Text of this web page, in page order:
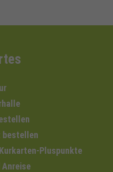
bestellen
Pluspunkte
Anreise